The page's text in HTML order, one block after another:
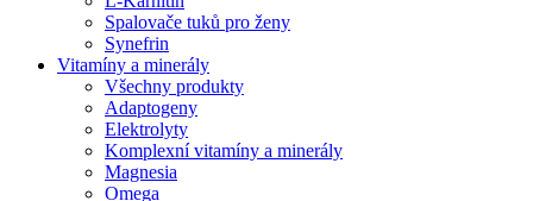
Spalovače tuků pro ženy
Synefrin
Vitamíny a minerály
Všechny produkty
Adaptogeny
Elektrolyty
Komplexní vitamíny a minerály
Magnesia
Omega